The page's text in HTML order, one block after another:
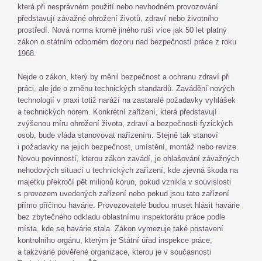
která při nesprávném použití nebo nevhodném provozování
představují závažné ohrožení životů, zdraví nebo životního
prostředí. Nová norma kromě jiného ruší více jak 50 let platný
zákon o státním odborném dozoru nad bezpečností práce z roku
1968.
Nejde o zákon, který by měnil bezpečnost a ochranu zdraví při
práci, ale jde o změnu technických standardů. Zavádění nových
technologií v praxi totiž naráží na zastaralé požadavky vyhlášek
a technických norem. Konkrétní zařízení, která představují
zvýšenou míru ohrožení života, zdraví a bezpečnosti fyzických
osob, bude vláda stanovovat nařízením. Stejně tak stanoví
i požadavky na jejich bezpečnost, umístění, montáž nebo revize.
Novou povinností, kterou zákon zavádí, je ohlašování závažných
nehodových situací u technických zařízení, kde zjevná škoda na
majetku překročí pět milionů korun, pokud vznikla v souvislosti
s provozem uvedených zařízení nebo pokud jsou tato zařízení
přímo příčinou havárie. Provozovatelé budou muset hlásit havárie
bez zbytečného odkladu oblastnímu inspektorátu práce podle
místa, kde se havárie stala. Zákon vymezuje také postavení
kontrolního orgánu, kterým je Státní úřad inspekce práce,
a takzvané pověřené organizace, kterou je v současnosti